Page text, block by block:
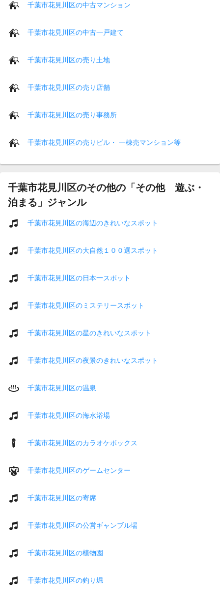
千葉市花見川区の中古マンション
千葉市花見川区の中古一戸建て
千葉市花見川区の売り土地
千葉市花見川区の売り店舗
千葉市花見川区の売り事務所
千葉市花見川区の売りビル・ 一棟売マンション等
千葉市花見川区のその他の「その他 遊ぶ・
泊まる」ジャンル
千葉市花見川区の海辺のきれいなスポット
千葉市花見川区の大自然１００選スポット
千葉市花見川区の日本一スポット
千葉市花見川区のミステリースポット
千葉市花見川区の星のきれいなスポット
千葉市花見川区の夜景のきれいなスポット
千葉市花見川区の温泉
千葉市花見川区の海水浴場
千葉市花見川区のカラオケボックス
千葉市花見川区のゲームセンター
千葉市花見川区の寄席
千葉市花見川区の公営ギャンブル場
千葉市花見川区の植物園
千葉市花見川区の釣り堀